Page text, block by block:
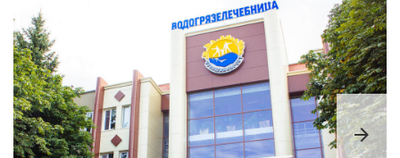
arrow_forward